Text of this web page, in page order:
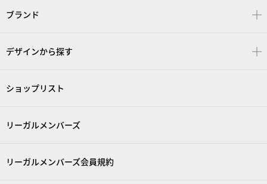
ブランド
デザインから探す
ショップリスト
リーガルメンバーズ
リーガルメンバーズ会員規約